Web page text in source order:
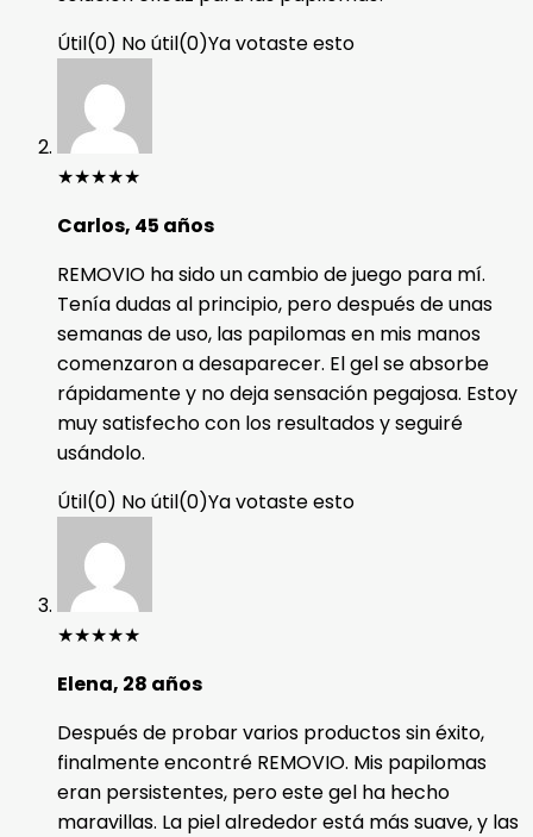
Útil(0) No útil(0)Ya votaste esto
★★★★★
Carlos, 45 años
REMOVIO ha sido un cambio de juego para mí.
Tenía dudas al principio, pero después de unas
semanas de uso, las papilomas en mis manos
comenzaron a desaparecer. El gel se absorbe
rápidamente y no deja sensación pegajosa. Estoy
muy satisfecho con los resultados y seguiré
usándolo.
Útil(0) No útil(0)Ya votaste esto
★★★★★
Elena, 28 años
Después de probar varios productos sin éxito,
finalmente encontré REMOVIO. Mis papilomas
eran persistentes, pero este gel ha hecho
maravillas. La piel alrededor está más suave, y las